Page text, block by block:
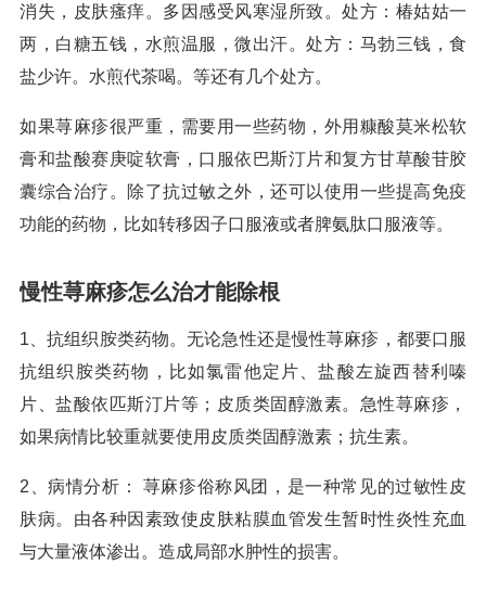
消失，皮肤瘙痒。多因感受风寒湿所致。处方：椿姑姑一
两，白糖五钱，水煎温服，微出汗。处方：马勃三钱，食
盐少许。水煎代茶喝。等还有几个处方。
如果荨麻疹很严重，需要用一些药物，外用糠酸莫米松软
膏和盐酸赛庚啶软膏，口服依巴斯汀片和复方甘草酸苷胶
囊综合治疗。除了抗过敏之外，还可以使用一些提高免疫
功能的药物，比如转移因子口服液或者脾氨肽口服液等。
慢性荨麻疹怎么治才能除根
1、抗组织胺类药物。无论急性还是慢性荨麻疹，都要口服
抗组织胺类药物，比如氯雷他定片、盐酸左旋西替利嗪
片、盐酸依匹斯汀片等；皮质类固醇激素。急性荨麻疹，
如果病情比较重就要使用皮质类固醇激素；抗生素。
2、病情分析： 荨麻疹俗称风团，是一种常见的过敏性皮
肤病。由各种因素致使皮肤粘膜血管发生暂时性炎性充血
与大量液体渗出。造成局部水肿性的损害。